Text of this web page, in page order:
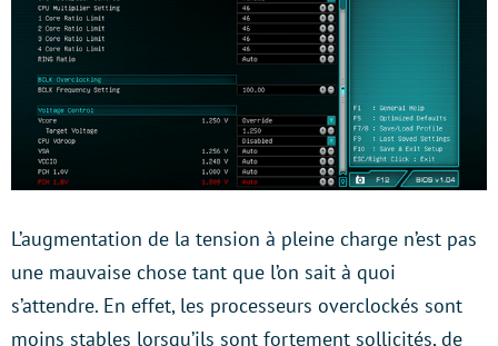
L’augmentation de la tension à pleine charge n’est pas
une mauvaise chose tant que l’on sait à quoi
s’attendre. En effet, les processeurs overclockés sont
moins stables lorsqu’ils sont fortement sollicités, de